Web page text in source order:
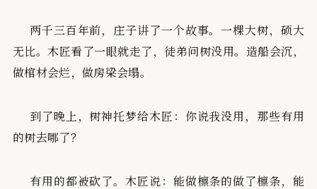
两千三百年前，庄子讲了一个故事。一棵大树，硕大
无比。木匠看了一眼就走了，徒弟问树没用。造船会沉，
做棺材会烂，做房梁会塌。
到了晚上，树神托梦给木匠：你说我没用，那些有用
的树去哪了？
有用的都被砍了。木匠说：能做檩条的做了檩条，能